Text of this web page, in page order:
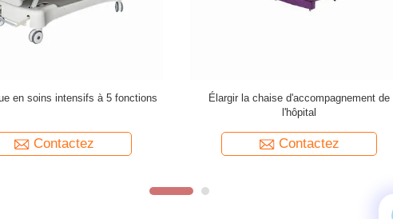
Le véhicule est équipé d'un système
Lit